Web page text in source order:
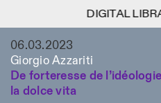
Menu
Lingua
Information
ISTITUTO SVIZZERO
ROME
Filtres
Area
06.03.2023
Giorgio Azzariti
De forteresse de
la dolce vita
DIGITAL
DIGITAL